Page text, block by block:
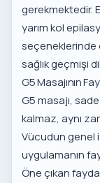
gerekmektedir.
yarım kol
seçeneklerinde
sağlık geçmişi
G5 Masajının
G5 masajı,
kalmaz, aynı
Vücudun genel
uygulamanın
Öne çıkan